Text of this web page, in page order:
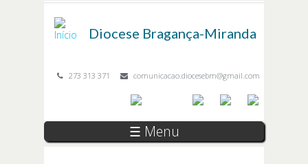
Diocese Bragança-Miranda
273 313 371 comunicacao.diocesebm@gmail.com
☰ Menu